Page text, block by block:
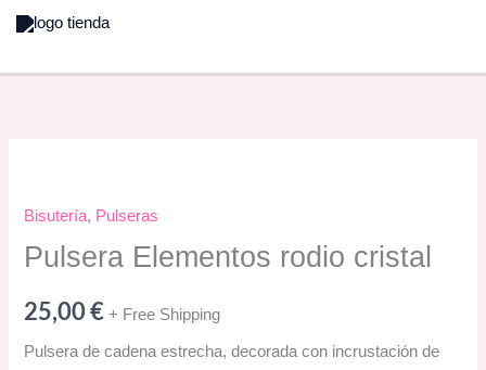
contenido
Bisutería, Pulseras
Pulsera Elementos rodio cristal
25,00€ + Free Shipping
Pulsera de cadena estrecha, decorada con incrustación de